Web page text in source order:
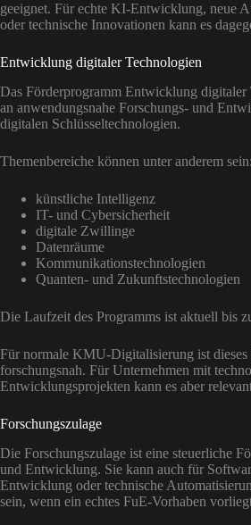
geeignet. Für echte KI-Entwicklung, neue
oder technische Innovationen kann es
Entwicklung digitaler Technologien
Das Förderprogramm Entwicklung digitaler
an anwendungsnahe Forschungs- und
digitalen Schlüsseltechnologien.
Themenbereiche können unter anderem sein:
künstliche Intelligenz
IT- und Cybersicherheit
digitale Zwillinge
Datenräume
Kommunikationstechnologien
Quanten- und Zukunftstechnologien
Die Laufzeit des Programms ist aktuell bis
Für normale KMU-Digitalisierung ist dieses
forschungsnah. Für Unternehmen mit
Entwicklungsprojekten kann es aber
Forschungszulage
Die Forschungszulage ist eine steuerliche
und Entwicklung. Sie kann auch für
Entwicklung oder technische
sein, wenn ein echtes FuE-Vorhaben